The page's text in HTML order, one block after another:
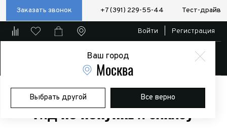
Заказать звонок +7 (391) 229-55-44 Тест-драйв
Ваш город
Москва
Выбрать другой Все верно
Войти Регистрация
Главная Гид по покупке и заказу
ГИД ПО ПОКУПКЕ И ЗАКАЗУ